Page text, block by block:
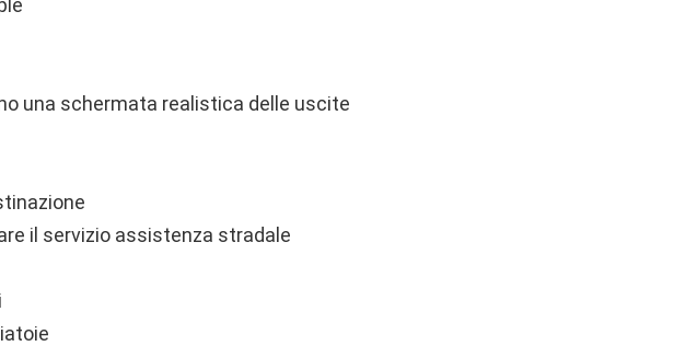
una schermata realistica delle uscite
il servizio assistenza stradale